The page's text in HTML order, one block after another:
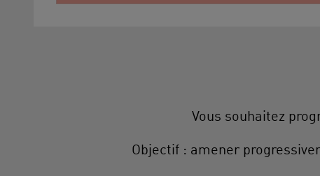
Vous souhaitez
Objectif : amener